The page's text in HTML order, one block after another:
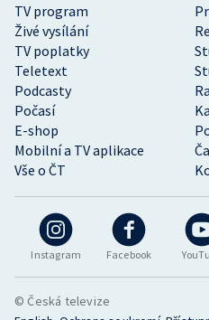
Instagram Facebook
TV program
Živé vysílání
TV poplatky
Teletext
Podcasty
Počasí
E-shop
Mobilní a TV aplikace
Vše o ČT
© Česká televize